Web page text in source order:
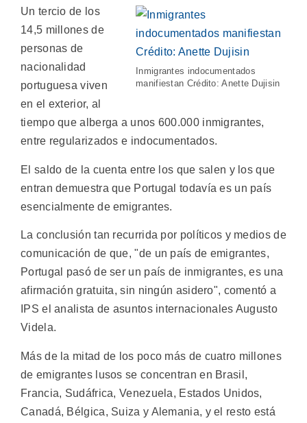
Inmigrantes indocumentados
manifiestan Crédito: Anette Dujisin
Un tercio de los
14,5 millones de
personas de
nacionalidad
portuguesa viven
en el exterior, al
tiempo que alberga a unos 600.000 inmigrantes,
entre regularizados e indocumentados.
El saldo de la cuenta entre los que salen y los que
entran demuestra que Portugal todavía es un país
esencialmente de emigrantes.
La conclusión tan recurrida por políticos y medios de
comunicación de que, "de un país de emigrantes,
Portugal pasó de ser un país de inmigrantes, es una
afirmación gratuita, sin ningún asidero", comentó a
IPS el analista de asuntos internacionales Augusto
Videla.
Más de la mitad de los poco más de cuatro millones
de emigrantes lusos se concentran en Brasil,
Francia, Sudáfrica, Venezuela, Estados Unidos,
Canadá, Bélgica, Suiza y Alemania, y el resto está